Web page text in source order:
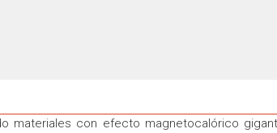
materiales con efecto magnetocalórico